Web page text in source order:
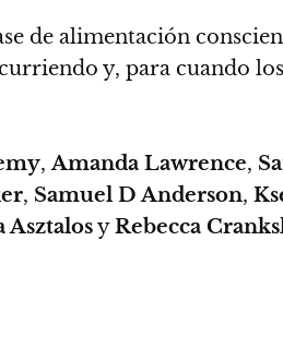
de alimentación
y, para cuando
,Amanda Lawrence,
, Samuel D Anderson,
AsztalosyRebecca